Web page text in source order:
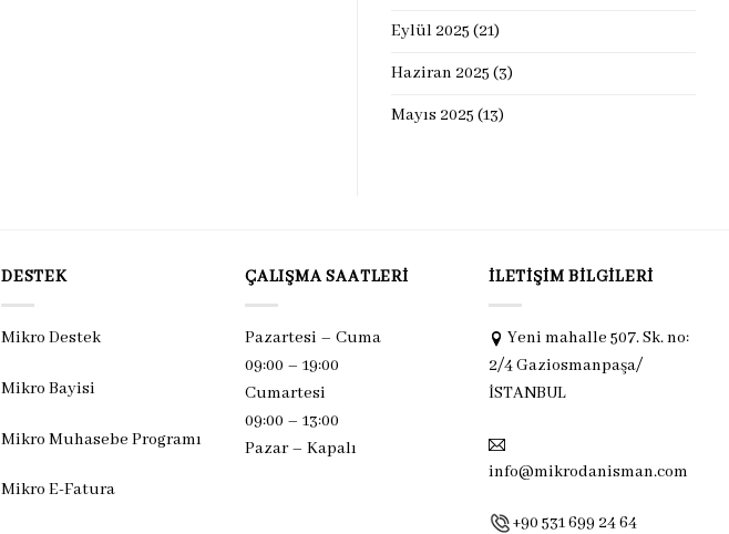
Eylül 2025 (21)
Haziran 2025 (3)
Mayıs 2025 (13)
DESTEK
Mikro Destek
Mikro Bayisi
Mikro Muhasebe Programı
Mikro E-Fatura
ÇALIŞMA SAATLERI
Pazartesi – Cuma
09:00 – 19:00
Cumartesi
09:00 – 13:00
Pazar – Kapalı
İLETIŞIM BILGILERI
Yeni mahalle 507. Sk. no:
2/4 Gaziosmanpaşa/
İSTANBUL
info@mikrodanisman.com
+90 531 699 24 64